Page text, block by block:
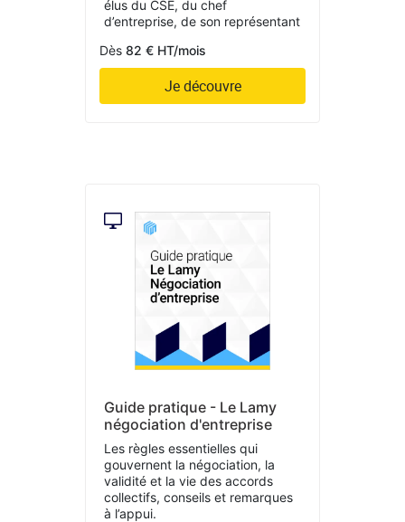
élus du CSE, du chef
d’entreprise, de son représentant
Dès 82 € HT/mois
Je découvre
Guide pratique - Le Lamy
négociation d'entreprise
Les règles essentielles qui
gouvernent la négociation, la
validité et la vie des accords
collectifs, conseils et remarques
à l’appui.